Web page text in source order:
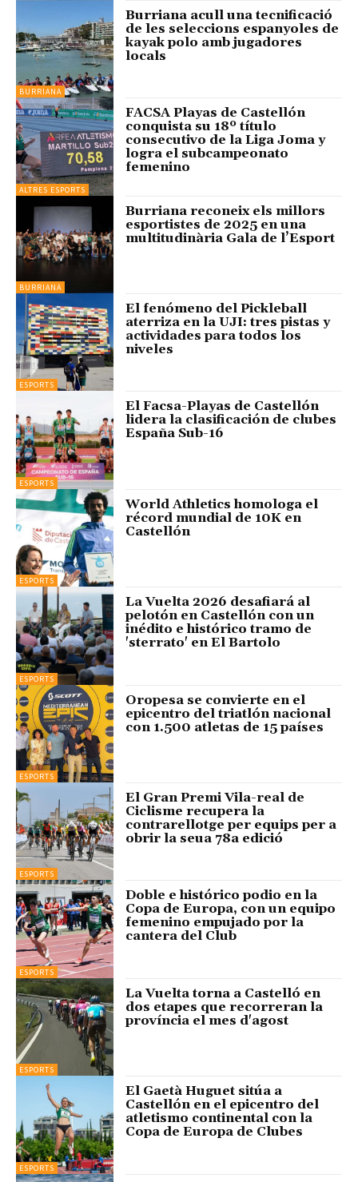
BURRIANA
Burriana acull una tecnificació
de les seleccions espanyoles de
kayak polo amb jugadores
locals
ALTRES ESPORTS
FACSA Playas de Castellón
conquista su 18º título
consecutivo de la Liga Joma y
logra el subcampeonato
femenino
BURRIANA
Burriana reconeix els millors
esportistes de 2025 en una
multitudinària Gala de l’Esport
ESPORTS
El fenómeno del Pickleball
aterriza en la UJI: tres pistas y
actividades para todos los
niveles
ESPORTS
El Facsa-Playas de Castellón
lidera la clasificación de clubes
España Sub-16
ESPORTS
World Athletics homologa el
récord mundial de 10K en
Castellón
ESPORTS
La Vuelta 2026 desafiará al
pelotón en Castellón con un
inédito e histórico tramo de
'sterrato' en El Bartolo
ESPORTS
Oropesa se convierte en el
epicentro del triatlón nacional
con 1.500 atletas de 15 países
ESPORTS
El Gran Premi Vila-real de
Ciclisme recupera la
contrarellotge per equips per a
obrir la seua 78a edició
ESPORTS
Doble e histórico podio en la
Copa de Europa, con un equipo
femenino empujado por la
cantera del Club
ESPORTS
La Vuelta torna a Castelló en
dos etapes que recorreran la
província el mes d'agost
ESPORTS
El Gaetà Huguet sitúa a
Castellón en el epicentro del
atletismo continental con la
Copa de Europa de Clubes